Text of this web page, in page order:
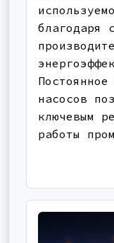
благодаря
насосов
ключевым
работы